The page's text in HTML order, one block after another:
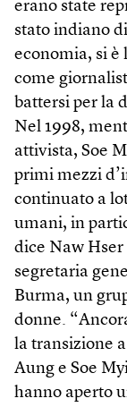
erano state
stato indiano
economia, si è
come
battersi per la
Nel 1998,
attivista, Soe
primi mezzi
continuato a
umani, in
dice Naw Hser
segretaria
Burma, un
donne.
la transizione
Aung e Soe
hanno aperto